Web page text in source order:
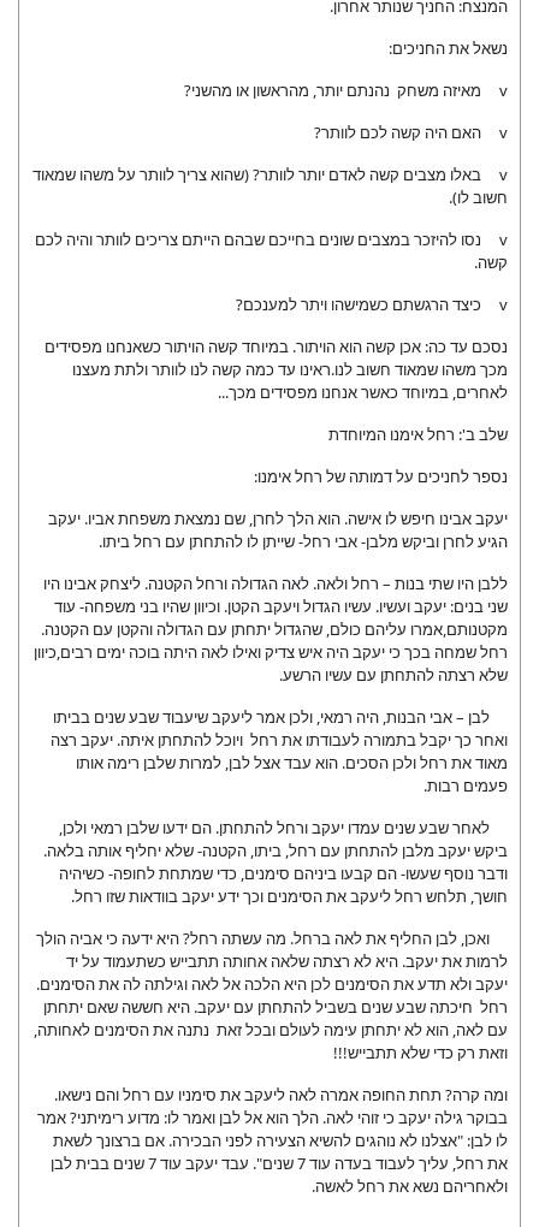
המנצח: החניך שנותר אחרון.
נשאל את החניכים:
v מאיזה משחק נהנתם יותר, מהראשון או מהשני?
v האם היה קשה לכם לוותר?
v באלו מצבים קשה לאדם יותר לוותר? (שהוא צריך לוותר על משהו שמאוד
חשוב לו).
v נסו להיזכר במצבים שונים בחייכם שבהם הייתם צריכים לוותר והיה לכם
קשה.
v כיצד הרגשתם כשמישהו ויתר למענכם?
נסכם עד כה: אכן קשה הוא הויתור. במיוחד קשה הויתור כשאנחנו מפסידים
מכך משהו שמאוד חשוב לנו.ראינו עד כמה קשה לנו לוותר ולתת מעצנו
לאחרים, במיוחד כאשר אנחנו מפסידים מכך...
שלב ב': רחל אימנו המיוחדת
נספר לחניכים על דמותה של רחל אימנו:
יעקב אבינו חיפש לו אישה. הוא הלך לחרן, שם נמצאת משפחת אביו. יעקב
הגיע לחרן וביקש מלבן- אבי רחל- שייתן לו להתחתן עם רחל ביתו.
ללבן היו שתי בנות – רחל ולאה. לאה הגדולה ורחל הקטנה. ליצחק אבינו היו
שני בנים: יעקב ועשיו. עשיו הגדול ויעקב הקטן. וכיוון שהיו בני משפחה- עוד
מקטנותם,אמרו עליהם כולם, שהגדול יתחתן עם הגדולה והקטן עם הקטנה.
רחל שמחה בכך כי יעקב היה איש צדיק ואילו לאה היתה בוכה ימים רבים,כיוון
שלא רצתה להתחתן עם עשיו הרשע.
לבן – אבי הבנות, היה רמאי, ולכן אמר ליעקב שיעבוד שבע שנים בביתו
ואחר כך יקבל בתמורה לעבודתו את רחל ויוכל להתחתן איתה. יעקב רצה
מאוד את רחל ולכן הסכים. הוא עבד אצל לבן, למרות שלבן רימה אותו
פעמים רבות.
לאחר שבע שנים עמדו יעקב ורחל להתחתן. הם ידעו שלבן רמאי ולכן,
ביקש יעקב מלבן להתחתן עם רחל, ביתו, הקטנה- שלא יחליף אותה בלאה.
ודבר נוסף שעשו- הם קבעו ביניהם סימנים, כדי שמתחת לחופה- כשיהיה
חושך, תלחש רחל ליעקב את הסימנים וכך ידע יעקב בוודאות שזו רחל.
ואכן, לבן החליף את לאה ברחל. מה עשתה רחל? היא ידעה כי אביה הולך
לרמות את יעקב. היא לא רצתה שלאה אחותה תתבייש כשתעמוד על יד
יעקב ולא תדע את הסימנים לכן היא הלכה אל לאה וגילתה לה את הסימנים.
רחל חיכתה שבע שנים בשביל להתחתן עם יעקב. היא חששה שאם יתחתן
עם לאה, הוא לא יתחתן עימה לעולם ובכל זאת נתנה את הסימנים לאחותה,
וזאת רק כדי שלא תתבייש!!!
ומה קרה? תחת החופה אמרה לאה ליעקב את סימניו עם רחל והם נישאו.
בבוקר גילה יעקב כי זוהי לאה. הלך הוא אל לבן ואמר לו: מדוע רימיתני? אמר
לו לבן: "אצלנו לא נוהגים להשיא הצעירה לפני הבכירה. אם ברצונך לשאת
את רחל, עליך לעבוד בעדה עוד 7 שנים". עבד יעקב עוד 7 שנים בבית לבן
ולאחריהם נשא את רחל לאשה.